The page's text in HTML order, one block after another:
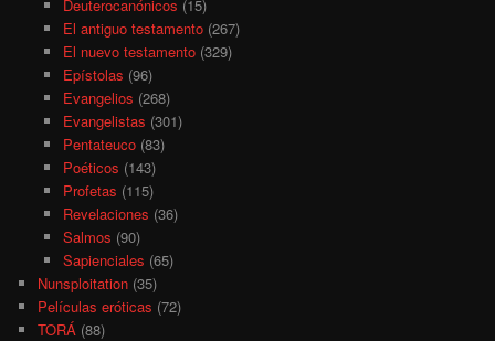
Deuterocanónicos (15)
El antiguo testamento(267)
El nuevo testamento(329)
Epístolas (96)
Evangelios (268)
Evangelistas (301)
Pentateuco(83)
Poéticos (143)
Profetas (115)
Revelaciones (36)
Salmos (90)
Sapienciales (65)
Nunsploitation (35)
Películas eróticas (72)
TORÁ (88)